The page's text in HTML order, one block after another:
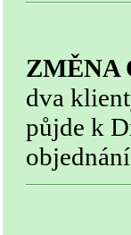
ZMĚNA
dva
půjde k